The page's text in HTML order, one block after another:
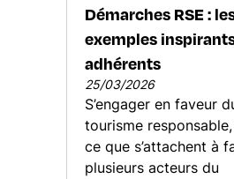
Démarches RSE :
exemples
adhérents
25/03/2026
S’engager en faveur
tourisme responsable,
ce que s’attachent à
plusieurs acteurs du